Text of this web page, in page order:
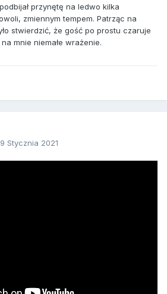
przynętę na ledwo kilka
zmiennym tempem. Patrząc na
stwierdzić, że gość po prostu czaruje
mnie niemałe wrażenie.
Stycznia 2021